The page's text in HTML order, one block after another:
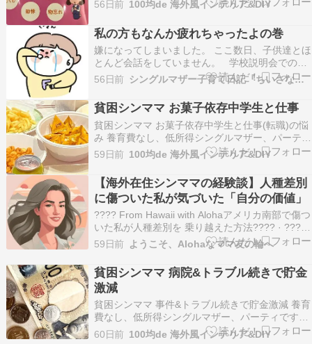
マ】子宮筋腫と癒着と乳ガン？』最悪…​シンママ
子宮筋腫と癒着と乳ガン？ 40代シングルマザ
ー、パーティです。ストレッチや寝具も改善した
らきのうは…
56日前 100均de 海外風インテリア&DIY
私の方もなんか疲れちゃったよの巻
嫌になってしまいました。 ここ数日、子供達とほ
とんど会話をしていません。 学校説明会でのこ
とはもちろん。 chiiseka.hatenablog.com 私に
対する態度があんまりなので最低限の会話のみで
過ごしています。ブログには書けないような事も
沢山ありました。 各自…
56日前 シングルマザー子育て日記『ちいさな世界』
貧困シンママ お菓子依存中学生と仕事
貧困​シンママ お菓子依存中学生と仕事(転職)の悩
み 養育費なし、低所得シングルマザー、パーティ
です。きのうの続き。まずコチラ『貧困シンママ
病院&トラブル続きで貯金激減』貧困​シンママ 事
件&トラブル続きで貯金激減 養育費なし、低所得
シングルマザー、パーティです。最近、収入も…
59日前 100均de 海外風インテリア&DIY
【海外在住シンママの経験談】人種差別
に傷ついた私が気づいた「自分の価値」
???? From Hawaii with Alohaアメリカ南部で傷つ
いた私が人種差別を 乗り越えた方法???? · ????
· ????· · · ✿ · · ·???? キアラです今日は、少し重
いテーマかもしれません。でも、ずっと話したか
ったことです。人種差別のことです…
59日前 ようこそ、Alohaなママ友の輪へ
貧困シンママ 病院&トラブル続きで貯金
激減
貧困​シンママ 事件&トラブル続きで貯金激減 養育
費なし、低所得シングルマザー、パーティです。
最近、収入も貯金も激減で、絶望中です養育費な
60日前 100均de 海外風インテリア&DIY